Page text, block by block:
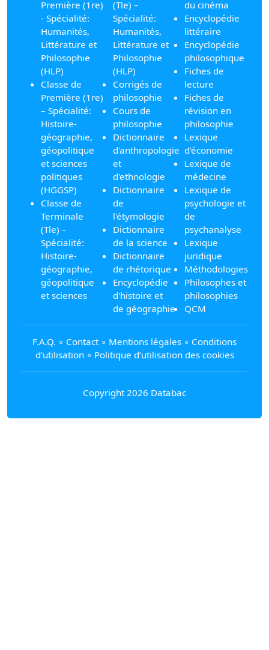
Première (1re)
- Spécialité:
Humanités,
Littérature et
Philosophie
(HLP)
Classe de
Première (1re)
– Spécialité:
Histoire-
géographie,
géopolitique
et sciences
politiques
(HGGSP)
Classe de
Terminale
(Tle) –
Spécialité:
Histoire-
géographie,
géopolitique
et sciences
(Tle) –
Spécialité:
Humanités,
Littérature et
Philosophie
(HLP)
Corrigés de
philosophie
Cours de
philosophie
Dictionnaire
d'anthropologie
et
d'ethnologie
Dictionnaire
de
l'étymologie
Dictionnaire
de la science
Dictionnaire
de rhétorique
Encyclopédie
d'histoire et
de géographie
du cinéma
Encyclopédie
littéraire
Encyclopédie
philosophique
Fiches de
lecture
Fiches de
révision en
philosophie
Lexique
d'économie
Lexique de
médecine
Lexique de
psychologie et
de
psychanalyse
Lexique
juridique
Méthodologies
Philosophes et
philosophies
QCM
F.A.Q. ∘ Contact ∘ Mentions légales ∘ Conditions
d'utilisation∘ Politique d’utilisation des cookies
Copyright 2026 Databac